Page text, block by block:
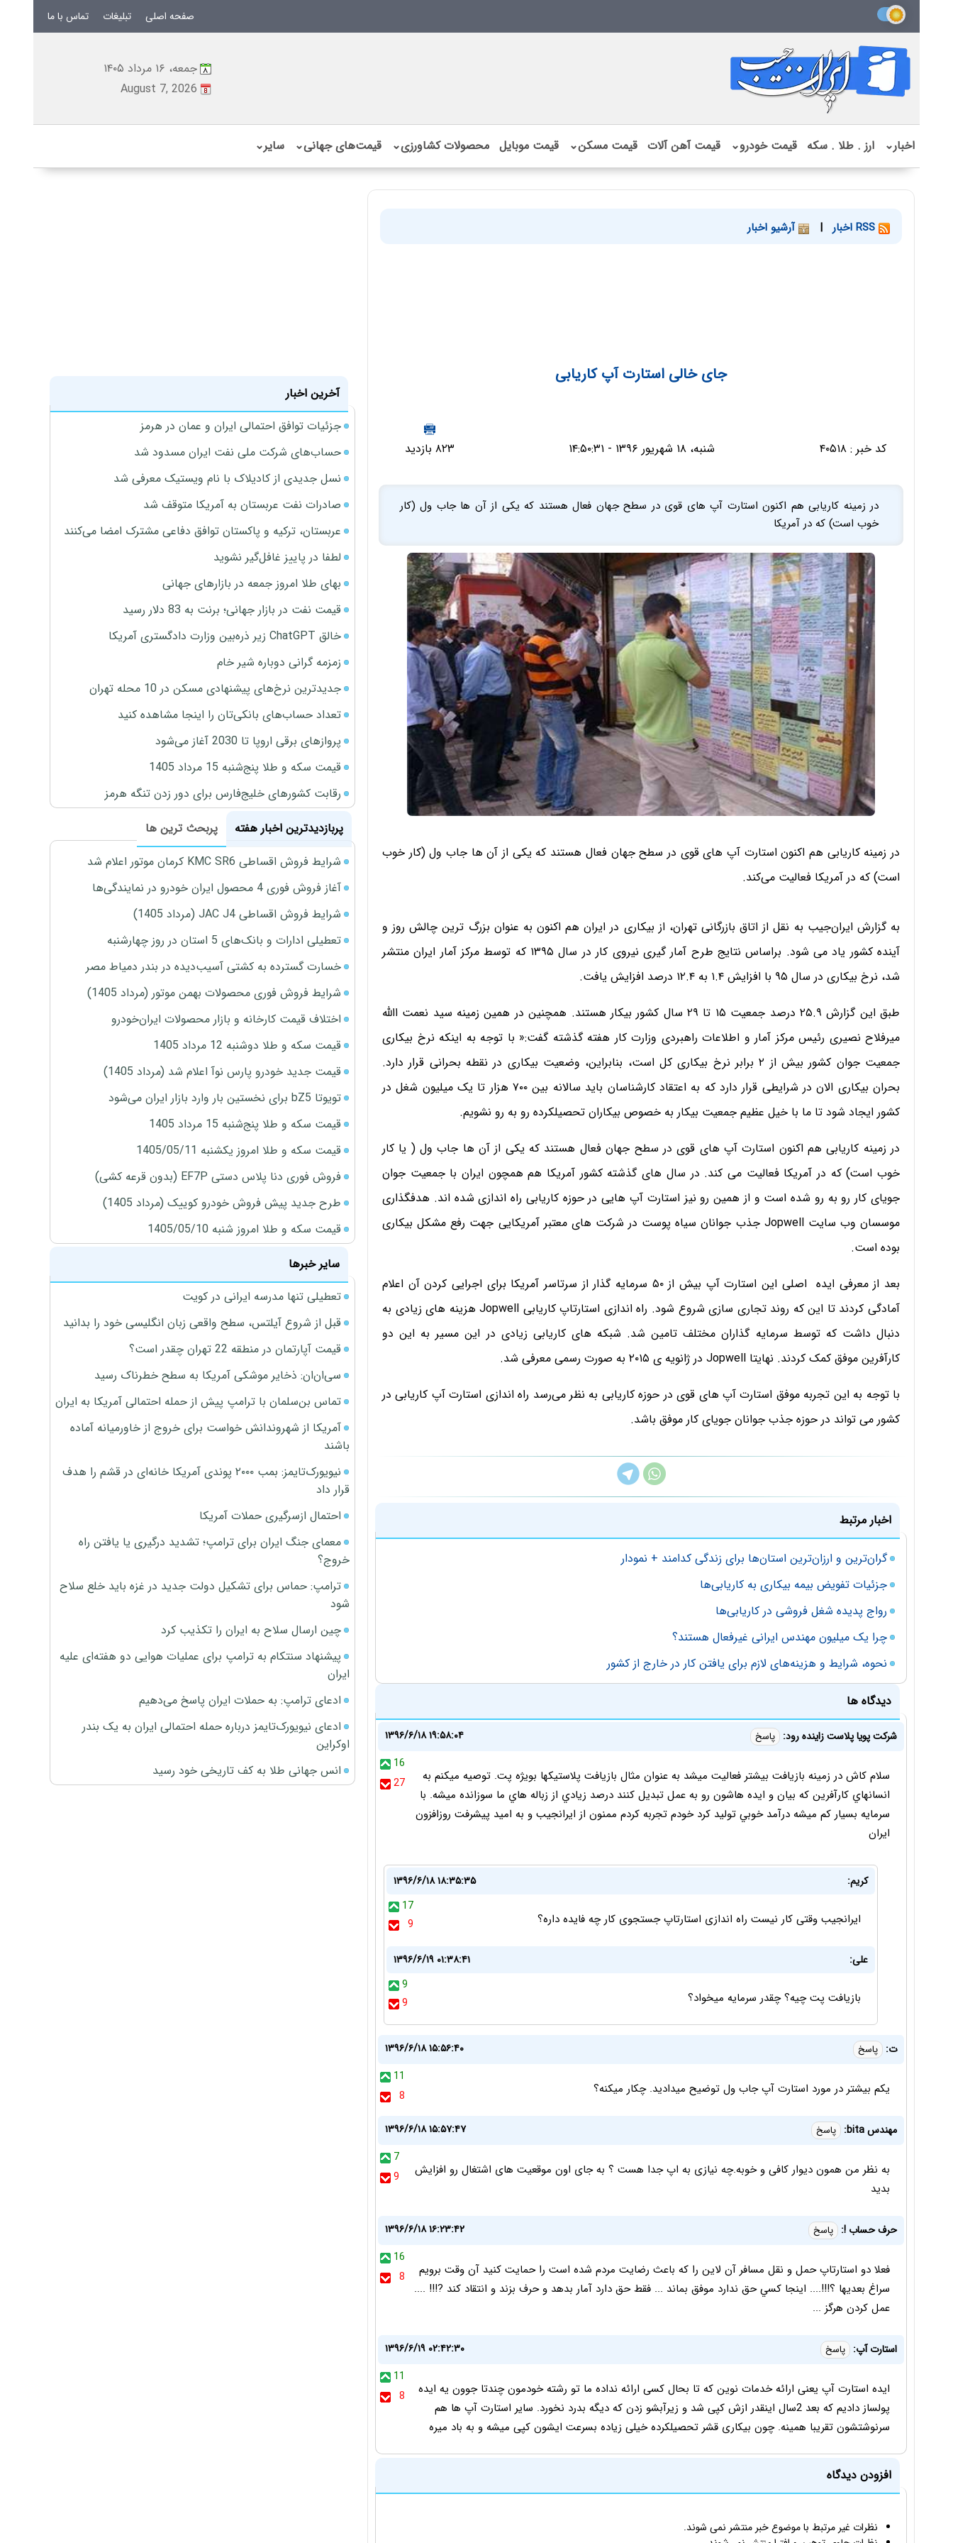
صفحه اصلی تبلیغات تماس با ما
جمعه، ۱۶ مرداد ۱۴۰۵
August 7, 2026
اخبار⌄ ارز . طلا . سکه قیمت خودرو⌄ قیمت آهن آلات قیمت مسکن⌄ قیمت موبایل محصولات کشاورزی⌄ قیمت‌های جهانی⌄ سایر⌄
| آرشیو اخبار
جای خالی استارت آپ کاریابی
کد خبر : ۴۰۵۱۸ شنبه، ۱۸ شهریور ۱۳۹۶ - ۱۴:۵۰:۳۱ ۸۲۳ بازدید
در زمینه کاریابی هم اکنون استارت آپ های قوی در سطح جهان فعال هستند که یکی از آن ها جاب ول (کار
خوب است) که در آمریکا
در زمینه کاریابی هم اکنون استارت آپ های قوی در سطح جهان فعال هستند که یکی از آن ها جاب ول (کار خوب
است) که در آمریکا فعالیت می‌کند.
به گزارش ایران‌جیب به نقل از اتاق بازرگانی تهران، از بیکاری در ایران هم اکنون به عنوان بزرگ ترین چالش روز و
آینده کشور یاد می شود. براساس نتایج طرح آمار گیری نیروی کار در سال ۱۳۹۵ که توسط مرکز آمار ایران منتشر
شد، نرخ بیکاری در سال ۹۵ با افزایش ۱.۴ به ۱۲.۴ درصد افزایش یافت.
طبق این گزارش ۲۵.۹ درصد جمعیت ۱۵ تا ۲۹ سال کشور بیکار هستند. همچنین در همین زمینه سید نعمت االله
میرفلاح نصیری رئیس مرکز آمار و اطلاعات راهبردی وزارت کار هفته گذشته گفت:« با توجه به اینکه نرخ بیکاری
جمعیت جوان کشور بیش از ۲ برابر نرخ بیکاری کل است، بنابراین، وضعیت بیکاری در نقطه بحرانی قرار دارد.
بحران بیکاری الان در شرایطی قرار دارد که به اعتقاد کارشناسان باید سالانه بین ۷۰۰ هزار تا یک میلیون شغل در
کشور ایجاد شود تا ما با خیل عظیم جمعیت بیکار به خصوص بیکاران تحصیلکرده رو به رو نشویم.
در زمینه کاریابی هم اکنون استارت آپ های قوی در سطح جهان فعال هستند که یکی از آن ها جاب ول ( یا کار
خوب است) که در آمریکا فعالیت می کند. در سال های گذشته کشور آمریکا هم همچون ایران با جمعیت جوان
جویای کار رو به رو شده است و از همین رو نیز استارت آپ هایی در حوزه کاریابی راه اندازی شده اند. هدفگذاری
موسسان وب سایت Jopwell جذب جوانان سیاه پوست در شرکت های معتبر آمریکایی جهت رفع مشکل بیکاری
بوده است.
بعد از معرفی ایده اصلی این استارت آپ بیش از ۵۰ سرمایه گذار از سرتاسر آمریکا برای اجرایی کردن آن اعلام
آمادگی کردند تا این که روند تجاری سازی شروع شود. راه اندازی استارتاپ کاریابی Jopwell هزینه های زیادی به
دنبال داشت که توسط سرمایه گذاران مختلف تامین شد. شبکه های کاریابی زیادی در این مسیر به این دو
کارآفرین موفق کمک کردند. نهایتا Jopwell در ژانویه ی ۲۰۱۵ به صورت رسمی معرفی شد.
با توجه به این تجربه موفق استارت آپ های قوی در حوزه کاریابی به نظر می‌رسد راه اندازی استارت آپ کاریابی در
کشور می تواند در حوزه جذب جوانان جویای کار موفق باشد.
اخبار مرتبط
گران‌ترین و ارزان‌ترین استان‌ها برای زندگی کدامند + نمودار
جزئیات تفویض بیمه بیکاری به کاریابی‌ها
رواج پدیده شغل فروشی در کاریابی‌ها
چرا یک‌ میلیون مهندس ایرانی غیرفعال هستند؟
نحوه، شرایط و هزینه‌های لازم برای یافتن کار در خارج از کشور
دیدگاه ها
شركت پويا پلاست زاينده رود: پاسخ
۱۳۹۶/۶/۱۸ ۱۹:۵۸:۰۴
16
27
سلام كاش در زمينه بازيافت بيشتر فعاليت ميشد به عنوان مثال بازيافت پلاستيكها بويژه پت. توصيه ميكنم به
انسانهاي كارآفرين كه بيان و ايده هاشون رو به عمل تبديل كنند درصد زيادي از زباله هاي ما سوزانده ميشه. با
سرمايه بسيار كم ميشه درآمد خوبي توليد كرد خودم تجربه كردم ممنون از ايرانجيب و به اميد پيشرفت روزافزون
ايران
کریم:
۱۳۹۶/۶/۱۸ ۱۸:۳۵:۳۵
17
9
ایرانجیب وقتی کار نیست راه اندازی استارتاپ جستجوی کار چه فایده داره؟
علی:
۱۳۹۶/۶/۱۹ ۰۱:۳۸:۴۱
9
9
بازیافت پت چیه؟ چقدر سرمایه میخواد؟
ت: پاسخ
۱۳۹۶/۶/۱۸ ۱۵:۵۶:۴۰
11
8
یکم بیشتر در مورد استارت آپ جاب ول توضیح میدادید. چکار میکنه؟
مهندس bita: پاسخ
۱۳۹۶/۶/۱۸ ۱۵:۵۷:۴۷
7
9
به نظر من همون دیوار کافی و خوبه.چه نیازی به اپ جدا هست ؟ به جای اون موقعیت های اشتغال رو افزایش
بدید
حرف حساب !: پاسخ
۱۳۹۶/۶/۱۸ ۱۶:۲۳:۴۲
16
8
فعلا دو استارتاپ حمل و نقل مسافر آن لاين را كه باعث رضايت مردم شده است را حمايت كنيد آن وقت برويم
سراغ بعديها ؟!!!.... اينجا كسي حق ندارد موفق بماند ... فقط حق دارد آمار بدهد و حرف بزند و انتقاد كند ?!!! ....
عمل كردن هرگز ...
استارت آپ: پاسخ
۱۳۹۶/۶/۱۹ ۰۲:۴۲:۳۰
11
8
ایده استارت آپ یعنی ارائه خدمات نوین که تا بحال کسی ارائه نداده ما تو رشته خودمون چندتا جوون یه ایده
پولساز دادیم که بعد 2سال اینقدر ازش کپی شد و زیرآبشو زدن که دیگه بدرد نخورد. سایر استارت آپ ها هم
سرنوشتشون تقریبا همینه. چون بیکاری قشر تحصیلکرده خیلی زیاده بسرعت ایشون کپی میشه و به باد میره
افزودن دیدگاه
نظرات غیر مرتبط با موضوع خبر منتشر نمی شوند.
آخرین اخبار
جزئیات توافق احتمالی ایران و عمان در هرمز
حساب‌های شرکت ملی نفت ایران مسدود شد
نسل جدیدی از کادیلاک با نام ویستیک معرفی شد
صادرات نفت عربستان به آمریکا متوقف شد
عربستان، ترکیه و پاکستان توافق دفاعی مشترک امضا می‌کنند
لطفا در پاییز غافل‌گیر نشوید
بهای طلا امروز جمعه در بازارهای جهانی
قیمت نفت در بازار جهانی؛ برنت به 83 دلار رسید
خالق ChatGPT زیر ذره‌بین وزارت دادگستری آمریکا
زمزمه گرانی دوباره شیر خام
جدیدترین نرخ‌های پیشنهادی مسکن در 10 محله تهران
تعداد حساب‌های بانکی‌تان را اینجا مشاهده کنید
پروازهای برقی اروپا تا 2030 آغاز می‌شود
قیمت سکه و طلا پنج‌شنبه 15 مرداد 1405
رقابت کشورهای خلیج‌فارس برای دور زدن تنگه هرمز
پربازدیدترین اخبار هفته
پربحث ترین ها
شرایط فروش اقساطی KMC SR6 کرمان موتور اعلام شد
آغاز فروش فوری 4 محصول ایران خودرو در نمایندگی‌ها
شرایط فروش اقساطی JAC J4 (مرداد 1405)
تعطیلی ادارات و بانک‌های 5 استان در روز چهارشنبه
خسارت گسترده به کشتی آسیب‌دیده در بندر دمیاط مصر
شرایط فروش فوری محصولات بهمن موتور (مرداد 1405)
اختلاف قیمت کارخانه و بازار محصولات ایران‌خودرو
قیمت سکه و طلا دوشنبه 12 مرداد 1405
قیمت جدید خودرو پارس نوآ اعلام شد (مرداد 1405)
تویوتا bZ5 برای نخستین بار وارد بازار ایران می‌شود
قیمت سکه و طلا پنج‌شنبه 15 مرداد 1405
قیمت سکه و طلا امروز یکشنبه 1405/05/11
فروش فوری دنا پلاس دستی EF7P (بدون قرعه کشی)
طرح جدید پیش فروش خودرو کوییک (مرداد 1405)
قیمت سکه و طلا امروز شنبه 1405/05/10
سایر خبرها
تعطیلی تنها مدرسه ایرانی در کویت
قبل از شروع آیلتس، سطح واقعی زبان انگلیسی خود را بدانید
قیمت آپارتمان در منطقه 22 تهران چقدر است؟
سی‌ان‌ان: ذخایر موشکی آمریکا به سطح خطرناک رسید
تماس بن‌سلمان با ترامپ پیش از حمله احتمالی آمریکا به ایران
آمریکا از شهروندانش خواست برای خروج از خاورمیانه آماده
باشند
نیویورک‌تایمز: بمب ۲۰۰۰ پوندی آمریکا خانه‌ای در قشم را هدف
قرار داد
احتمال ازسرگیری حملات آمریکا
معمای جنگ ایران برای ترامپ؛ تشدید درگیری یا یافتن راه
خروج؟
ترامپ: حماس برای تشکیل دولت جدید در غزه باید خلع سلاح
شود
چین ارسال سلاح به ایران را تکذیب کرد
پیشنهاد سنتکام به ترامپ برای عملیات هوایی دو هفته‌ای علیه
ایران
ادعای ترامپ: به حملات ایران پاسخ می‌دهیم
ادعای نیویورک‌تایمز درباره حمله احتمالی ایران به یک بندر
اوکراین
انس جهانی طلا به کف تاریخی خود رسید